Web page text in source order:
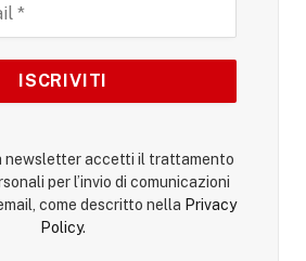
newsletter accetti il trattamento
per l’invio di comunicazioni
come descritto nella Privacy
Policy.